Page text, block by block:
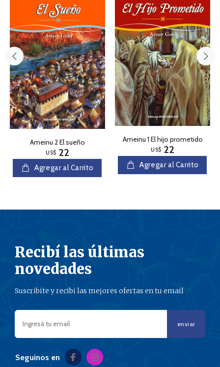
Ameinu 2 El sueño
US$ 22
Agregar al Carrito
Ameinu 1 El hijo prometido
US$ 22
Agregar al Carrito
Recibí las últimas
novedades
Suscribite y recibi las mejores ofertas en tu email
enviar
Seguinos en